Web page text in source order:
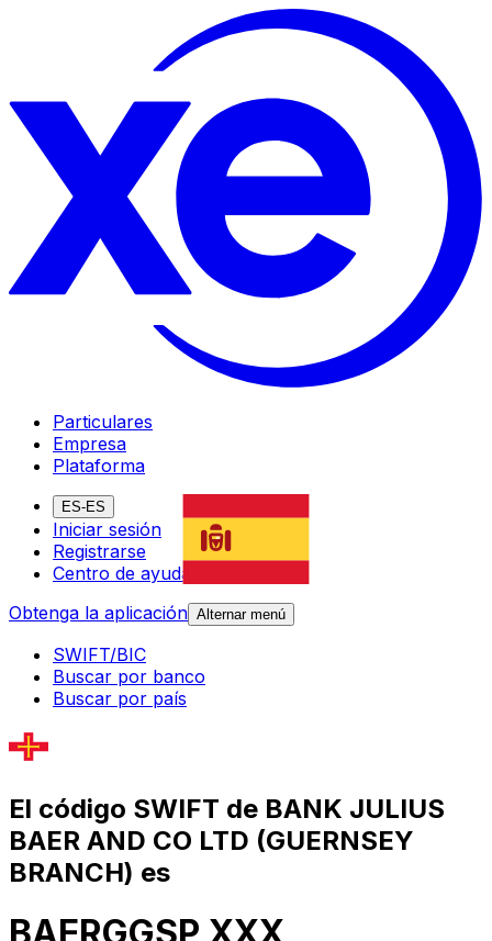
Particulares
Empresa
Plataforma
ES-ES
Iniciar sesión
Registrarse
Centro de ayuda
Obtenga la aplicación Alternar menú
SWIFT/BIC
Buscar por banco
Buscar por país
El código SWIFT de BANK JULIUS
BAER AND CO LTD (GUERNSEY
BRANCH) es